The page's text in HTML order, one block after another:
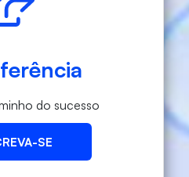
do sucesso
SE